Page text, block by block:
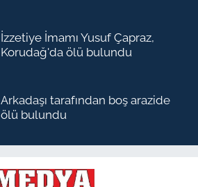
İzzetiye İmamı Yusuf Çapraz,
Korudağ'da ölü bulundu
Arkadaşı tarafından boş arazide
ölü bulundu